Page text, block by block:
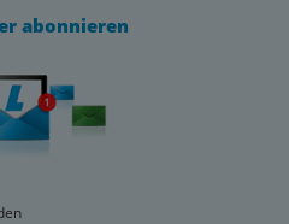
abonnieren